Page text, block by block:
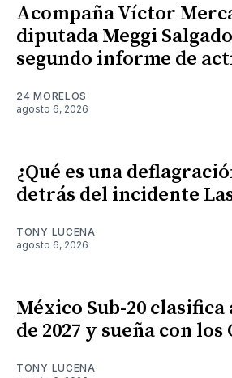
Acompaña Víctor
diputada Meggi
segundo informe de
24 MORELOS
agosto 6, 2026
¿Qué es una
detrás del incidente
TONY LUCENA
agosto 6, 2026
México Sub-20
de 2027 y sueña con
TONY LUCENA